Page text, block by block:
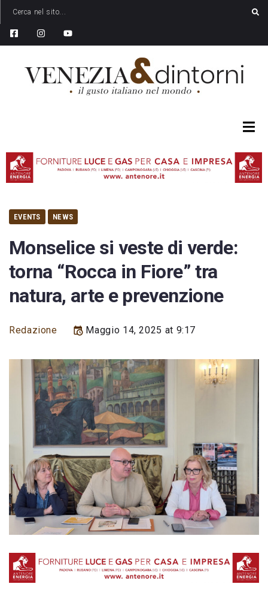
EVENTS NEWS
Monselice si veste di verde:
torna “Rocca in Fiore” tra
natura, arte e prevenzione
Redazione Maggio 14, 2025 at 9:17